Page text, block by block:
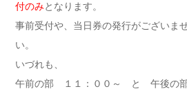
付のみとなります。
事前受付や、当日券の発行がございま
い。
いづれも、
午前の部 １１：００～ と 午後の